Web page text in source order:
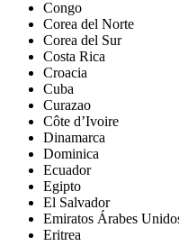
Congo
Corea del Norte
Corea del Sur
Costa Rica
Croacia
Cuba
Curazao
Côte d’Ivoire
Dinamarca
Dominica
Ecuador
Egipto
El Salvador
Emiratos Árabes
Eritrea